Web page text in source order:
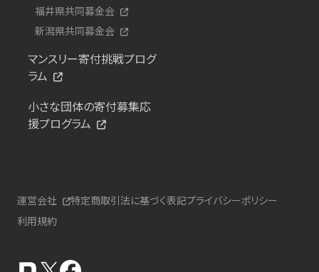
福井県共同募金会
新潟県共同募金会
マンスリー寄付挑戦プログ
ラム
小さな団体の寄付募集応
援プログラム
運営会社 特定商取引法に基づく表記プライバシーポリシー
利用規約